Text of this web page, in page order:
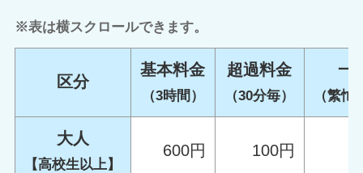
※表は横スクロールできます。
区分
基本料金
（3時間）
超過料金
（30分毎）
一
（繁忙
大人
【高校生以上】
600円 100円